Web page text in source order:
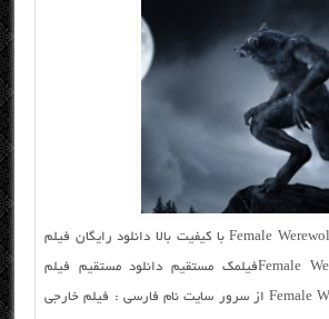
دانلود خارجی Female Werewolf 2015 با کیفیت بالا دانلود رایگان فیلم
خارجی Female Werewolf 2015فیلمک مستقیم دانلود مستقیم فیلم
خارجی Female Werewolf 2015 از سرور سایت نام فارسی : فیلم خارجی